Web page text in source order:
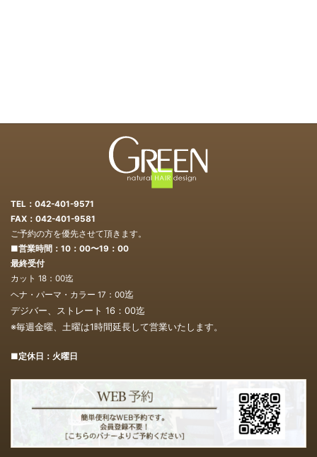
TEL：042-401-9571
FAX：042-401-9581
ご予約の方を優先させて頂きます。
■営業時間：10：00〜19：00
最終受付
カット 18：00迄
ヘナ・パーマ・カラー 17：00迄
デジバー、ストレート 16：00迄
※毎週金曜、土曜は1時間延長して営業いたします。
■定休日：火曜日